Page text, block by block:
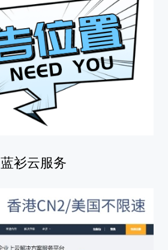
蓝衫云服务